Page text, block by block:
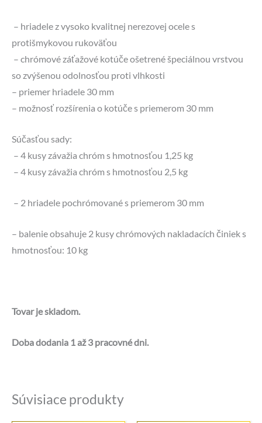
– hriadele z vysoko kvalitnej nerezovej ocele s
protišmykovou rukoväťou
– chrómové záťažové kotúče ošetrené špeciálnou vrstvou
so zvýšenou odolnosťou proti vlhkosti
– priemer hriadele 30 mm
– možnosť rozšírenia o kotúče s priemerom 30 mm
Súčasťou sady:
– 4 kusy závažia chróm s hmotnosťou 1,25 kg
– 4 kusy závažia chróm s hmotnosťou 2,5 kg
– 2 hriadele pochrómované s priemerom 30 mm
– balenie obsahuje 2 kusy chrómových nakladacích činiek s
hmotnosťou: 10 kg
Tovar je skladom.
Doba dodania 1 až 3 pracovné dni.
Súvisiace produkty